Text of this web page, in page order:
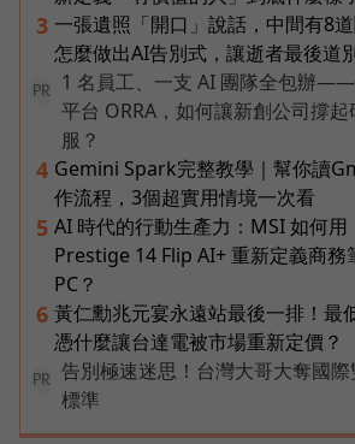
3 一張遺照「開口」說話，中間有8
怎麼做出AI告別式，讓逝者最後道
PR
1 名員工、一支 AI 團隊全包辦
平台 ORRA，如何讓新創公司撐
服？
4 Gemini Spark完整教學｜幫你讀
作流程，3個超實用情境一次看
5 AI 時代的行動生產力：MSI 如何用
Prestige 14 Flip AI+ 重新定義商
PC？
6 黃仁勳兆元宴永遠站最後一排！最
憑什麼讓台達電被市場重新定價？
PR
告別極速迷思！台灣大哥大奪國
標準